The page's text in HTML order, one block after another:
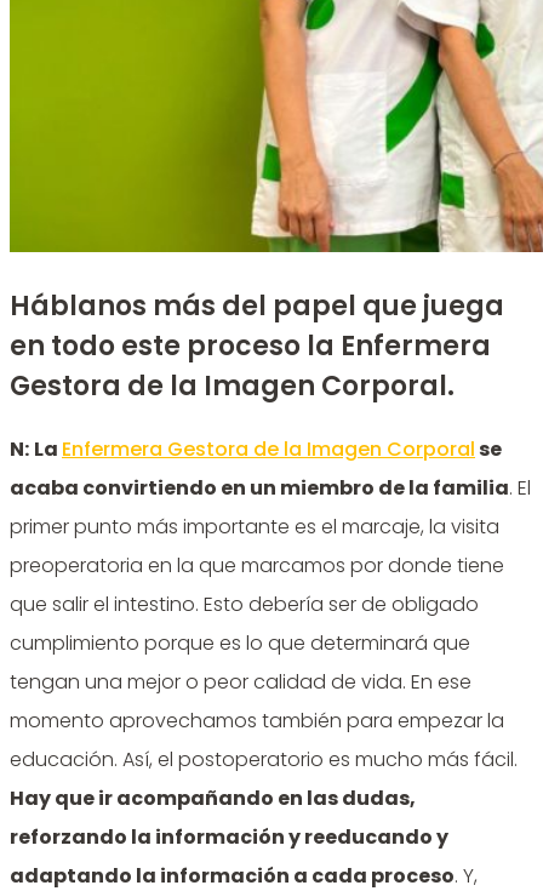
Háblanos más del papel que juega
en todo este proceso la Enfermera
Gestora de la Imagen Corporal.
N: La Enfermera Gestora de la Imagen Corporal se
acaba convirtiendo en un miembro de la familia. El
primer punto más importante es el marcaje, la visita
preoperatoria en la que marcamos por donde tiene
que salir el intestino. Esto debería ser de obligado
cumplimiento porque es lo que determinará que
tengan una mejor o peor calidad de vida. En ese
momento aprovechamos también para empezar la
educación. Así, el postoperatorio es mucho más fácil.
Hay que ir acompañando en las dudas,
reforzando la información y reeducando y
adaptando la información a cada proceso. Y,